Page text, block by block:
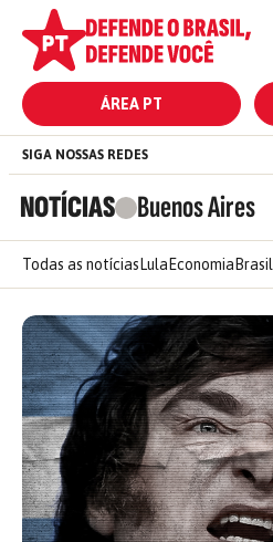
ÁREA PT
NOTÍCIAS Buenos Aires
SIGA NOSSAS REDES
Todas as notícias Lula Economia Brasil